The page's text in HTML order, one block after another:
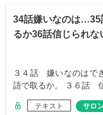
34話嫌いなのは…35
るか36話信じられな
３４話 嫌いなのはで
語で取るか。 ３６話
テキスト サロ